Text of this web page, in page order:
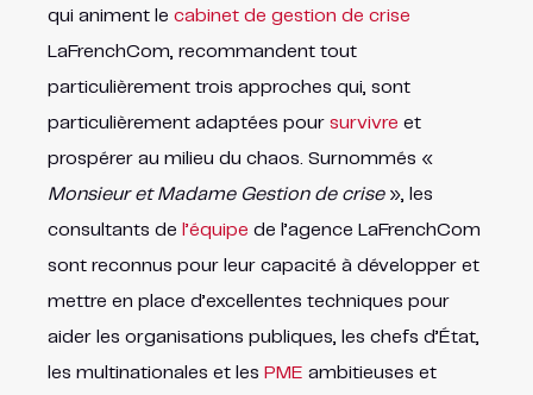
qui animent lecabinet de gestion de crise
LaFrenchCom, recommandent tout
particulièrement trois approches qui, sont
particulièrement adaptées poursurvivre et
prospérer au milieu du chaos. Surnommés «
Monsieur et Madame Gestion de crise», les
consultants de l’équipe de l’agence LaFrenchCom
sont reconnus pour leur capacité à développer et
mettre en place d’excellentes techniques pour
aider les organisations publiques, les chefs d’État,
les multinationales et les PME ambitieuses et